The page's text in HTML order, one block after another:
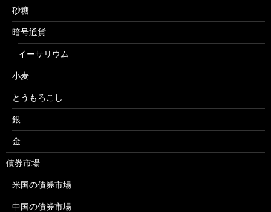
砂糖
暗号通貨
イーサリウム
小麦
とうもろこし
銀
金
債券市場
米国の債券市場
中国の債券市場